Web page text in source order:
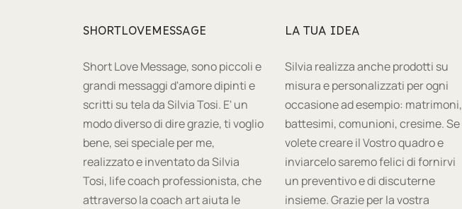
SHORTLOVEMESSAGE
Short Love Message, sono piccoli e
grandi messaggi d'amore dipinti e
scritti su tela da Silvia Tosi. E' un
modo diverso di dire grazie, ti voglio
bene, sei speciale per me,
realizzato e inventato da Silvia
Tosi, life coach professionista, che
attraverso la coach art aiuta le
LA TUA IDEA
Silvia realizza anche prodotti su
misura e personalizzati per ogni
occasione ad esempio: matrimoni,
battesimi, comunioni, cresime. Se
volete creare il Vostro quadro e
inviarcelo saremo felici di fornirvi
un preventivo e di discuterne
insieme. Grazie per la vostra